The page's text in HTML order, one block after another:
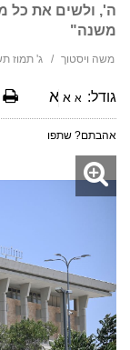
ה', ולשים את כל
משנה"
משה ויסטוך ג' תמוז תשפ"ו -
גודל: א א א
אהבתם? שתפו